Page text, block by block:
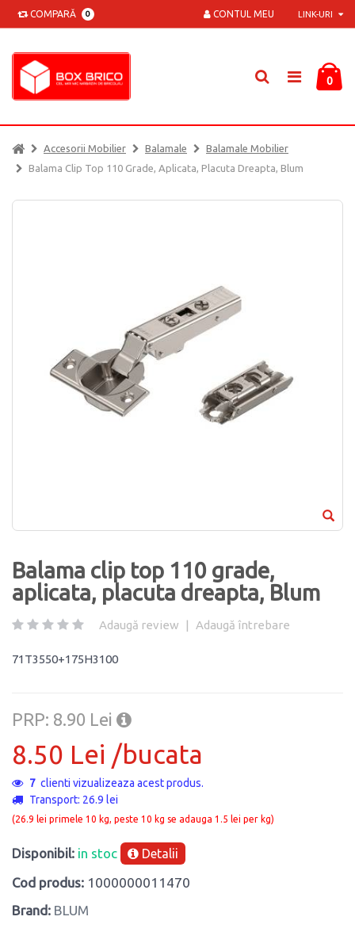
COMPARĂ 0 LINK-URI
CONTUL MEU
0
Accesorii Mobilier Balamale
Balamale Mobilier
Balama Clip Top 110 Grade, Aplicata, Placuta Dreapta, Blum
Balama clip top 110 grade,
aplicata, placuta dreapta, Blum
Adaugă review | Adaugă întrebare
71T3550+175H3100
PRP: 8.90 Lei
8.50 Lei /bucata
7 clienti vizualizeaza acest produs.
Transport: 26.9 lei
(26.9 lei primele 10 kg, peste 10 kg se adauga 1.5 lei per kg)
Disponibil: in stoc Detalii
Cod produs: 1000000011470
Brand: BLUM